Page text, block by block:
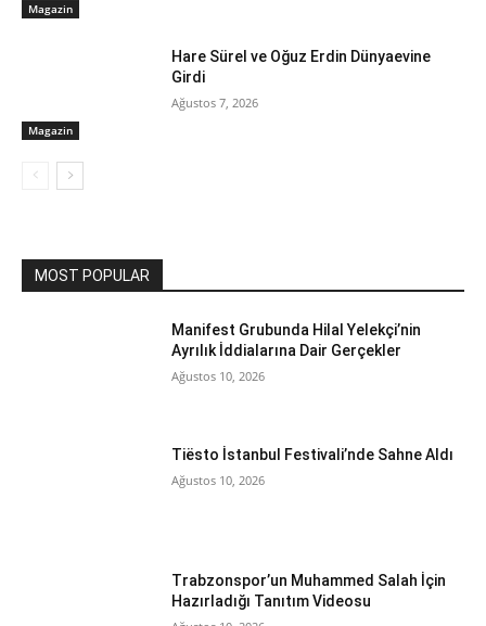
Magazin
Magazin
Hare Sürel ve Oğuz Erdin Dünyaevine
Girdi
Ağustos 7, 2026
MOST POPULAR
Manifest Grubunda Hilal Yelekçi’nin
Ayrılık İddialarına Dair Gerçekler
Ağustos 10, 2026
Tiësto İstanbul Festivali’nde Sahne Aldı
Ağustos 10, 2026
Trabzonspor’un Muhammed Salah İçin
Hazırladığı Tanıtım Videosu